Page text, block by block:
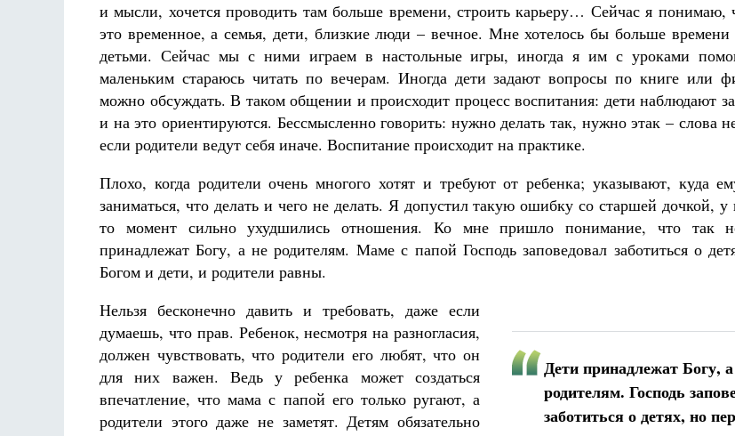
и мысли, хочется проводить там больше времени, строить карьеру… Сейчас я понимаю,
это временное, а семья, дети, близкие люди – вечное. Мне хотелось бы больше времени
детьми. Сейчас мы с ними играем в настольные игры, иногда я им с уроками
маленьким стараюсь читать по вечерам. Иногда дети задают вопросы по книге или
можно обсуждать. В таком общении и происходит процесс воспитания: дети наблюдают
и на это ориентируются. Бессмысленно говорить: нужно делать так, нужно этак – слова
если родители ведут себя иначе. Воспитание происходит на практике.
Плохо, когда родители очень многого хотят и требуют от ребенка; указывают, куда
заниматься, что делать и чего не делать. Я допустил такую ошибку со старшей дочкой, у
то момент сильно ухудшились отношения. Ко мне пришло понимание, что так
принадлежат Богу, а не родителям. Маме с папой Господь заповедовал заботиться о
Богом и дети, и родители равны.
Дети принадлежат Богу,
родителям. Господь
заботиться о детях, но
Нельзя бесконечно давить и требовать, даже если
думаешь, что прав. Ребенок, несмотря на разногласия,
должен чувствовать, что родители его любят, что он
для них важен. Ведь у ребенка может создаться
впечатление, что мама с папой его только ругают, а
родители этого даже не заметят. Детям обязательно